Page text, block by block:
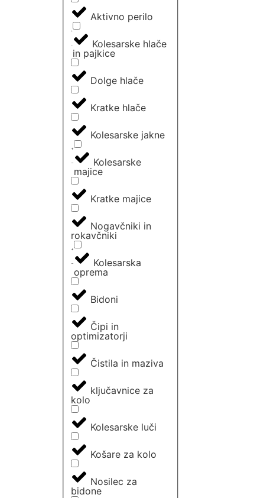
Aktivno perilo
Kolesarske hlače
in pajkice
Dolge hlače
Kratke hlače
Kolesarske jakne
Kolesarske
majice
Kratke majice
Nogavčniki in
rokavčniki
Kolesarska
oprema
Bidoni
Čipi in
optimizatorji
Čistila in maziva
ključavnice za
kolo
Kolesarske luči
Košare za kolo
Nosilec za
bidone